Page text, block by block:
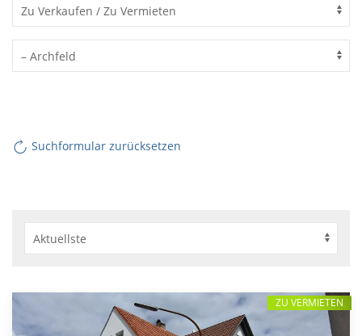
Suchformular zurücksetzen
ZU VERMIETEN